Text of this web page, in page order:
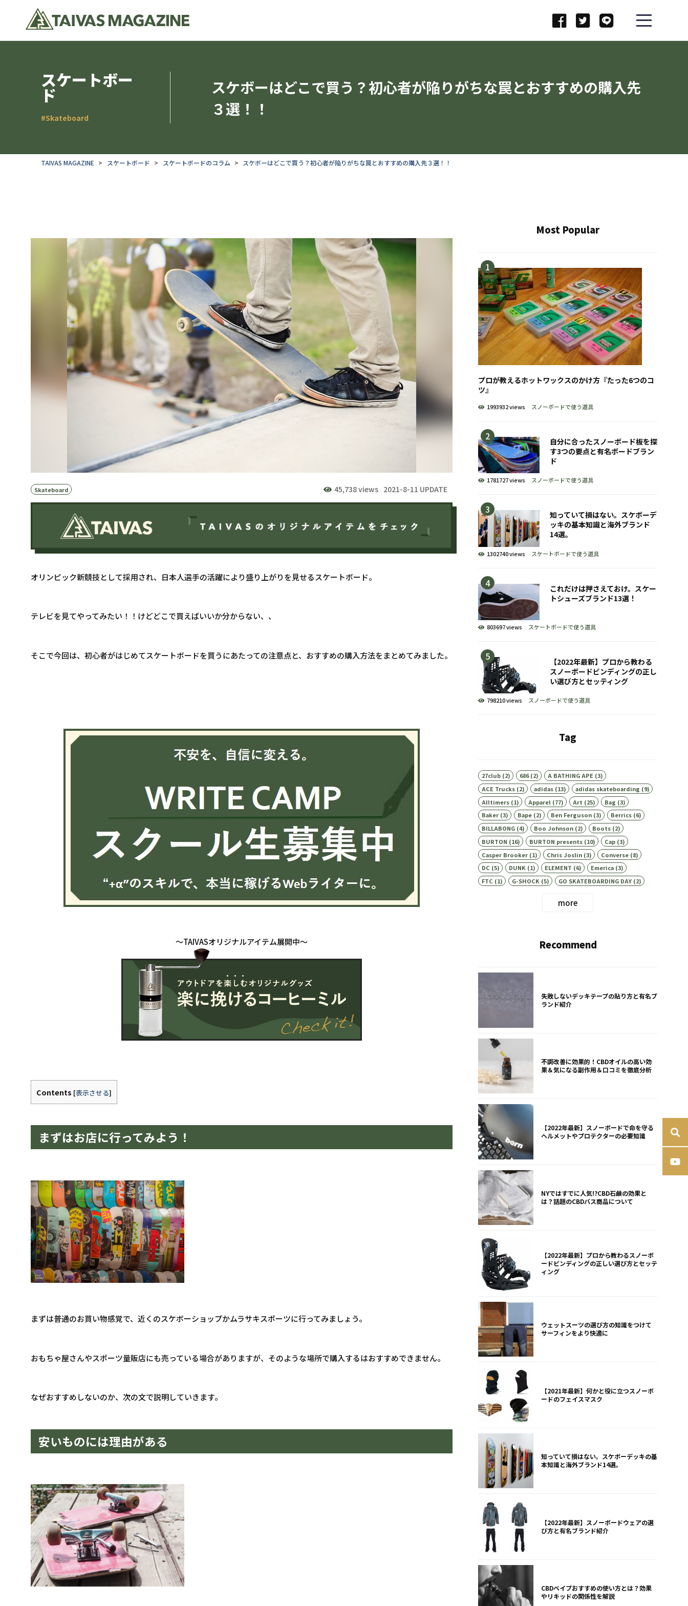
スケートボー
ド
#Skateboard
スケボーはどこで買う？初心者が陥りがちな罠とおすすめの購入先
３選！！
TAIVAS MAGAZINE スケートボード スケートボードのコラム スケボーはどこで買う？初心者が陥りがちな罠とおすすめの購入先３選！！
Skateboard 45,738 views 2021-8-11 UPDATE
オリンピック新競技として採用され、日本人選手の活躍により盛り上がりを見せるスケートボード。
テレビを見てやってみたい！！けどどこで買えばいいか分からない、、
そこで今回は、初心者がはじめてスケートボードを買うにあたっての注意点と、おすすめの購入方法をまとめてみました。
Contents [表示させる]
まずはお店に行ってみよう！
まずは普通のお買い物感覚で、近くのスケボーショップかムラサキスポーツに行ってみましょう。
おもちゃ屋さんやスポーツ量販店にも売っている場合がありますが、そのような場所で購入するはおすすめできません。
なぜおすすめしないのか、次の文で説明していきます。
安いものには理由がある
Most Popular
プロが教えるホットワックスのかけ方『たった6つのコ
ツ』
1993932 views スノーボードで使う道具
自分に合ったスノーボード板を探
す3つの要点と有名ボードブラン
ド
1781727 views スノーボードで使う道具
知っていて損はない。スケボーデ
ッキの基本知識と海外ブランド
14選。
1302740 views スケートボードで使う道具
これだけは押さえておけ。スケー
トシューズブランド13選！
803697 views スケートボードで使う道具
【2022年最新】プロから教わる
スノーボードビンディングの正し
い選び方とセッティング
798210 views スノーボードで使う道具
Tag
27club(2) 686(2) A BATHING APE(3)
ACE Trucks(2) adidas(13) adidas skateboarding (9)
Alltimers(1) Apparel (77) Art (25) Bag (3)
Baker(3) Bape(2) Ben Ferguson(3) Berrics(6)
BILLABONG(4) Boo Johnson(2) Boots(2)
BURTON (16) BURTON presents(10) Cap(3)
Casper Brooker(1) Chris Joslin(3) Converse(8)
DC (5) DUNK(1) ELEMENT (6) Emerica(3)
FTC (1) G-SHOCK (5) GO SKATEBOARDING DAY(2)
more
Recommend
失敗しないデッキテープの貼り方と有名ブ
ランド紹介
不調改善に効果的！CBDオイルの高い効
果＆気になる副作用＆口コミを徹底分析
【2022年最新】スノーボードで命を守る
ヘルメットやプロテクターの必要知識
NYではすでに人気!?CBD石鹸の効果と
は？話題のCBDバス商品について
【2022年最新】プロから教わるスノーボ
ードビンディングの正しい選び方とセッテ
ィング
ウェットスーツの選び方の知識をつけて
サーフィンをより快適に
【2021年最新】何かと役に立つスノーボ
ードのフェイスマスク
知っていて損はない。スケボーデッキの基
本知識と海外ブランド14選。
【2022年最新】スノーボードウェアの選
び方と有名ブランド紹介
CBDベイプおすすめの使い方とは？効果
やリキッドの関係性を解説